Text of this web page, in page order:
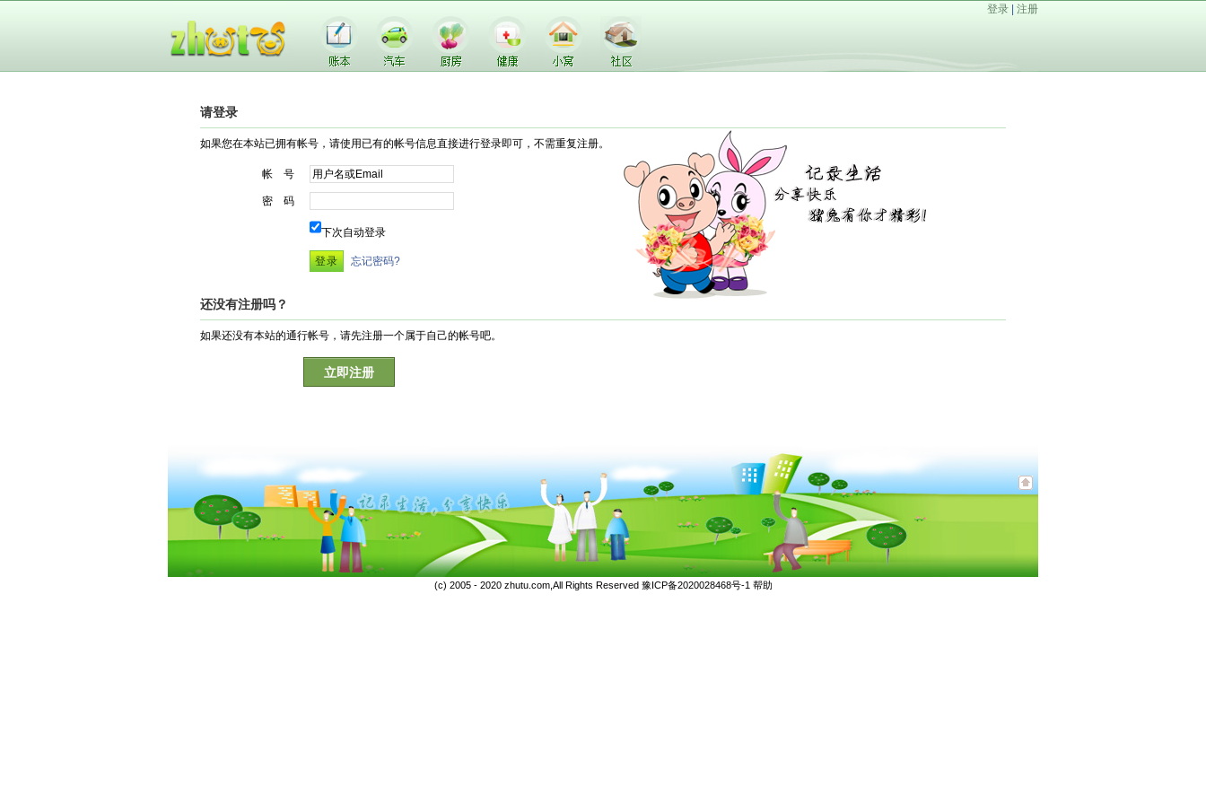
登录 注册
请登录
如果您在本站已拥有帐号，请使用已有的帐号信息直接进行登录即可，不需重复注册。
帐 号
密 码
下次自动登录
忘记密码?
还没有注册吗？
如果还没有本站的通行帐号，请先注册一个属于自己的帐号吧。
立即注册
(c) 2005 - 2020 zhutu.com,All Rights Reserved 豫ICP备2020028468号-1 帮助